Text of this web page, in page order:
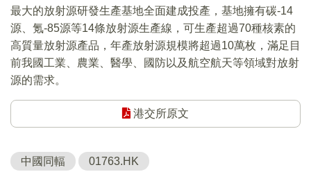
最大的放射源研發生產基地全面建成投產，基地擁有碳-14
源、氪-85源等14條放射源生產線，可生產超過70種核素的
高質量放射源產品，年產放射源規模將超過10萬枚，滿足目
前我國工業、農業、醫學、國防以及航空航天等領域對放射
源的需求。
港交所原文
中國同輻 01763.HK